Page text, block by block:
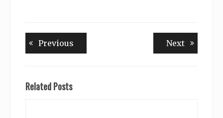
Beitragsnavigation
Previous NextNext
Related Posts